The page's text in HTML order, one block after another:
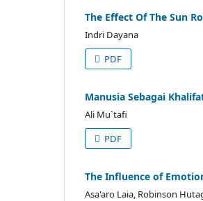
The Effect Of The Sun
Indri Dayana
PDF
Manusia Sebagai
Ali Mu`tafi
PDF
The Influence of
Asa'aro Laia, Robinson